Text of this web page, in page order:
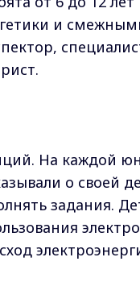
и
На каждой
о своей
задания.